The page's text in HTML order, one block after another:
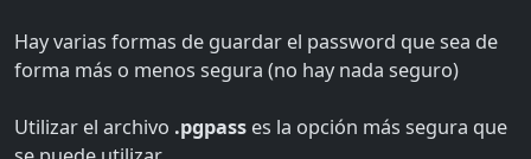
Hay varias formas de guardar el password que sea de
forma más o menos segura (no hay nada seguro)
Utilizar el archivo .pgpass es la opción más segura que